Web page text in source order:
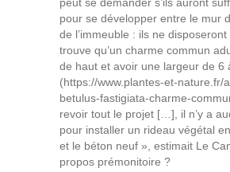
pour se développer entre le mur
de l’immeuble : ils ne
trouve qu’un charme commun
de haut et avoir une largeur de 6
(https://www.plantes-et-nature.fr/
betulus-fastigiata-charme-
revoir tout le projet […], il n’y a
pour installer un rideau végétal
et le béton neuf », estimait Le
propos prémonitoire ?